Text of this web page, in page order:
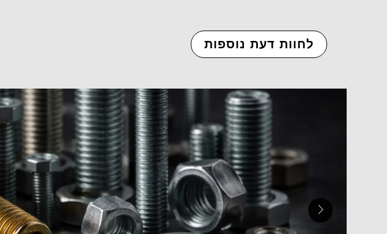
לחוות דעת נוספות